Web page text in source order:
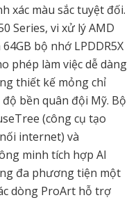
xác màu sắc tuyệt đối.
Series, vi xử lý AMD
bộ nhớ LPDDR5X
phép làm việc dễ dàng
thiết kế mỏng chỉ
bền quân đội Mỹ. Bộ
(công cụ tạo
internet) và
minh tích hợp AI
đa phương tiện một
dòng ProArt hỗ trợ